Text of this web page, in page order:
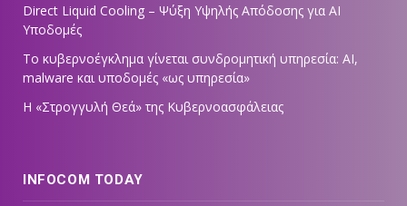
Direct Liquid Cooling – Ψύξη Υψηλής Απόδοσης για AI
Υποδομές
Το κυβερνοέγκλημα γίνεται συνδρομητική υπηρεσία: AI,
malware και υποδομές «ως υπηρεσία»
Η «Στρογγυλή Θεά» της Κυβερνοασφάλειας
INFOCOM TODAY